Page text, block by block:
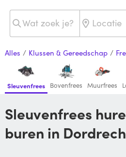
Alles / Klussen & Gereedschap /
Sleuvenfrees Bovenfrees Muurfrees
Sleuvenfrees huren van je
buren in